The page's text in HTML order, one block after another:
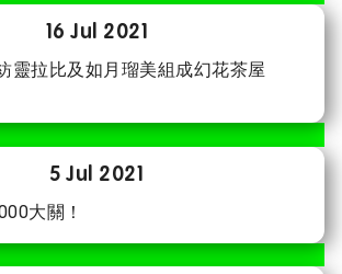
16 Jul 2021
靈拉比及如月瑠美組成幻花茶屋
5 Jul 2021
大關！